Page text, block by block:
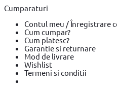
Trafaleti YATO
protectie YATO
Echipamente
Bricolaj OEMBricolaj Cynel
electrica BOSCHSurubelnita
Cumparaturi
Contul meu / Înregistrare
Cum cumpar?
Cum platesc?
Garantie si returnare
Mod de livrare
Wishlist
Termeni si conditii